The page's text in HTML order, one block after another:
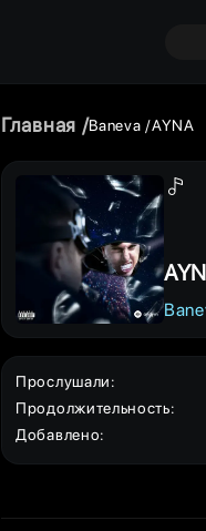
Главная Baneva AYNA
Прослушали:
Продолжительность:
Добавлено: